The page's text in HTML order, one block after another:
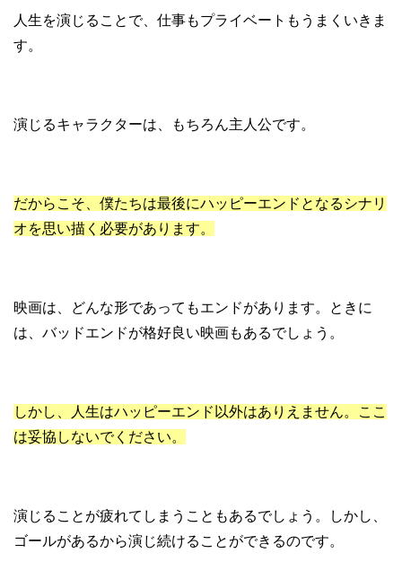
人生を演じることで、仕事もプライベートもうまくいきま
す。
演じるキャラクターは、もちろん主人公です。
だからこそ、僕たちは最後にハッピーエンドとなるシナリ
オを思い描く必要があります。
映画は、どんな形であってもエンドがあります。ときに
は、バッドエンドが格好良い映画もあるでしょう。
しかし、人生はハッピーエンド以外はありえません。ここ
は妥協しないでください。
演じることが疲れてしまうこともあるでしょう。しかし、
ゴールがあるから演じ続けることができるのです。